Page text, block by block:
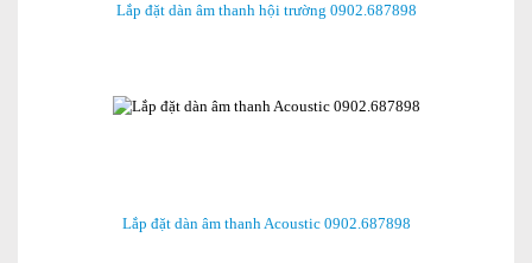
Lắp đặt dàn âm thanh hội trường 0902.687898
Lắp đặt dàn âm thanh Acoustic 0902.687898